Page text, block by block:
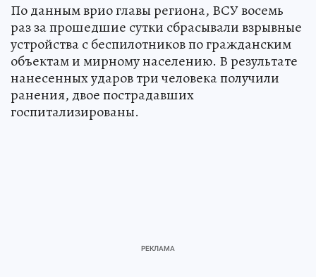
По данным врио главы региона, ВСУ восемь
раз за прошедшие сутки сбрасывали взрывные
устройства с беспилотников по гражданским
объектам и мирному населению. В результате
нанесенных ударов три человека получили
ранения, двое пострадавших
госпитализированы.